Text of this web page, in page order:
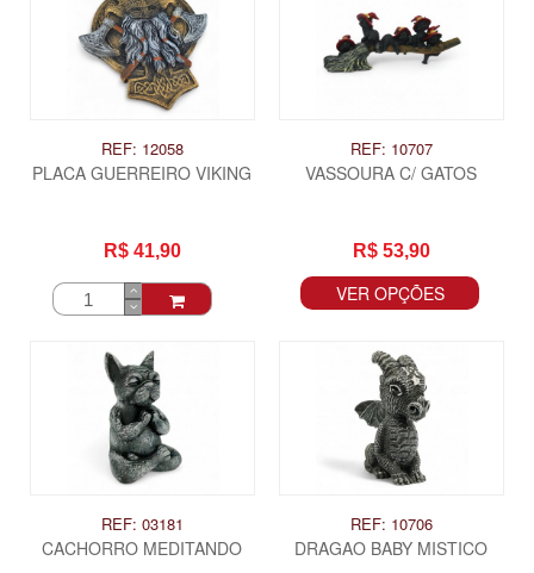
REF: 12058
PLACA GUERREIRO VIKING
R$ 41,90
REF: 10707
VASSOURA C/ GATOS
R$ 53,90
VER OPÇÕES
REF: 03181
CACHORRO MEDITANDO
REF: 10706
DRAGAO BABY MISTICO